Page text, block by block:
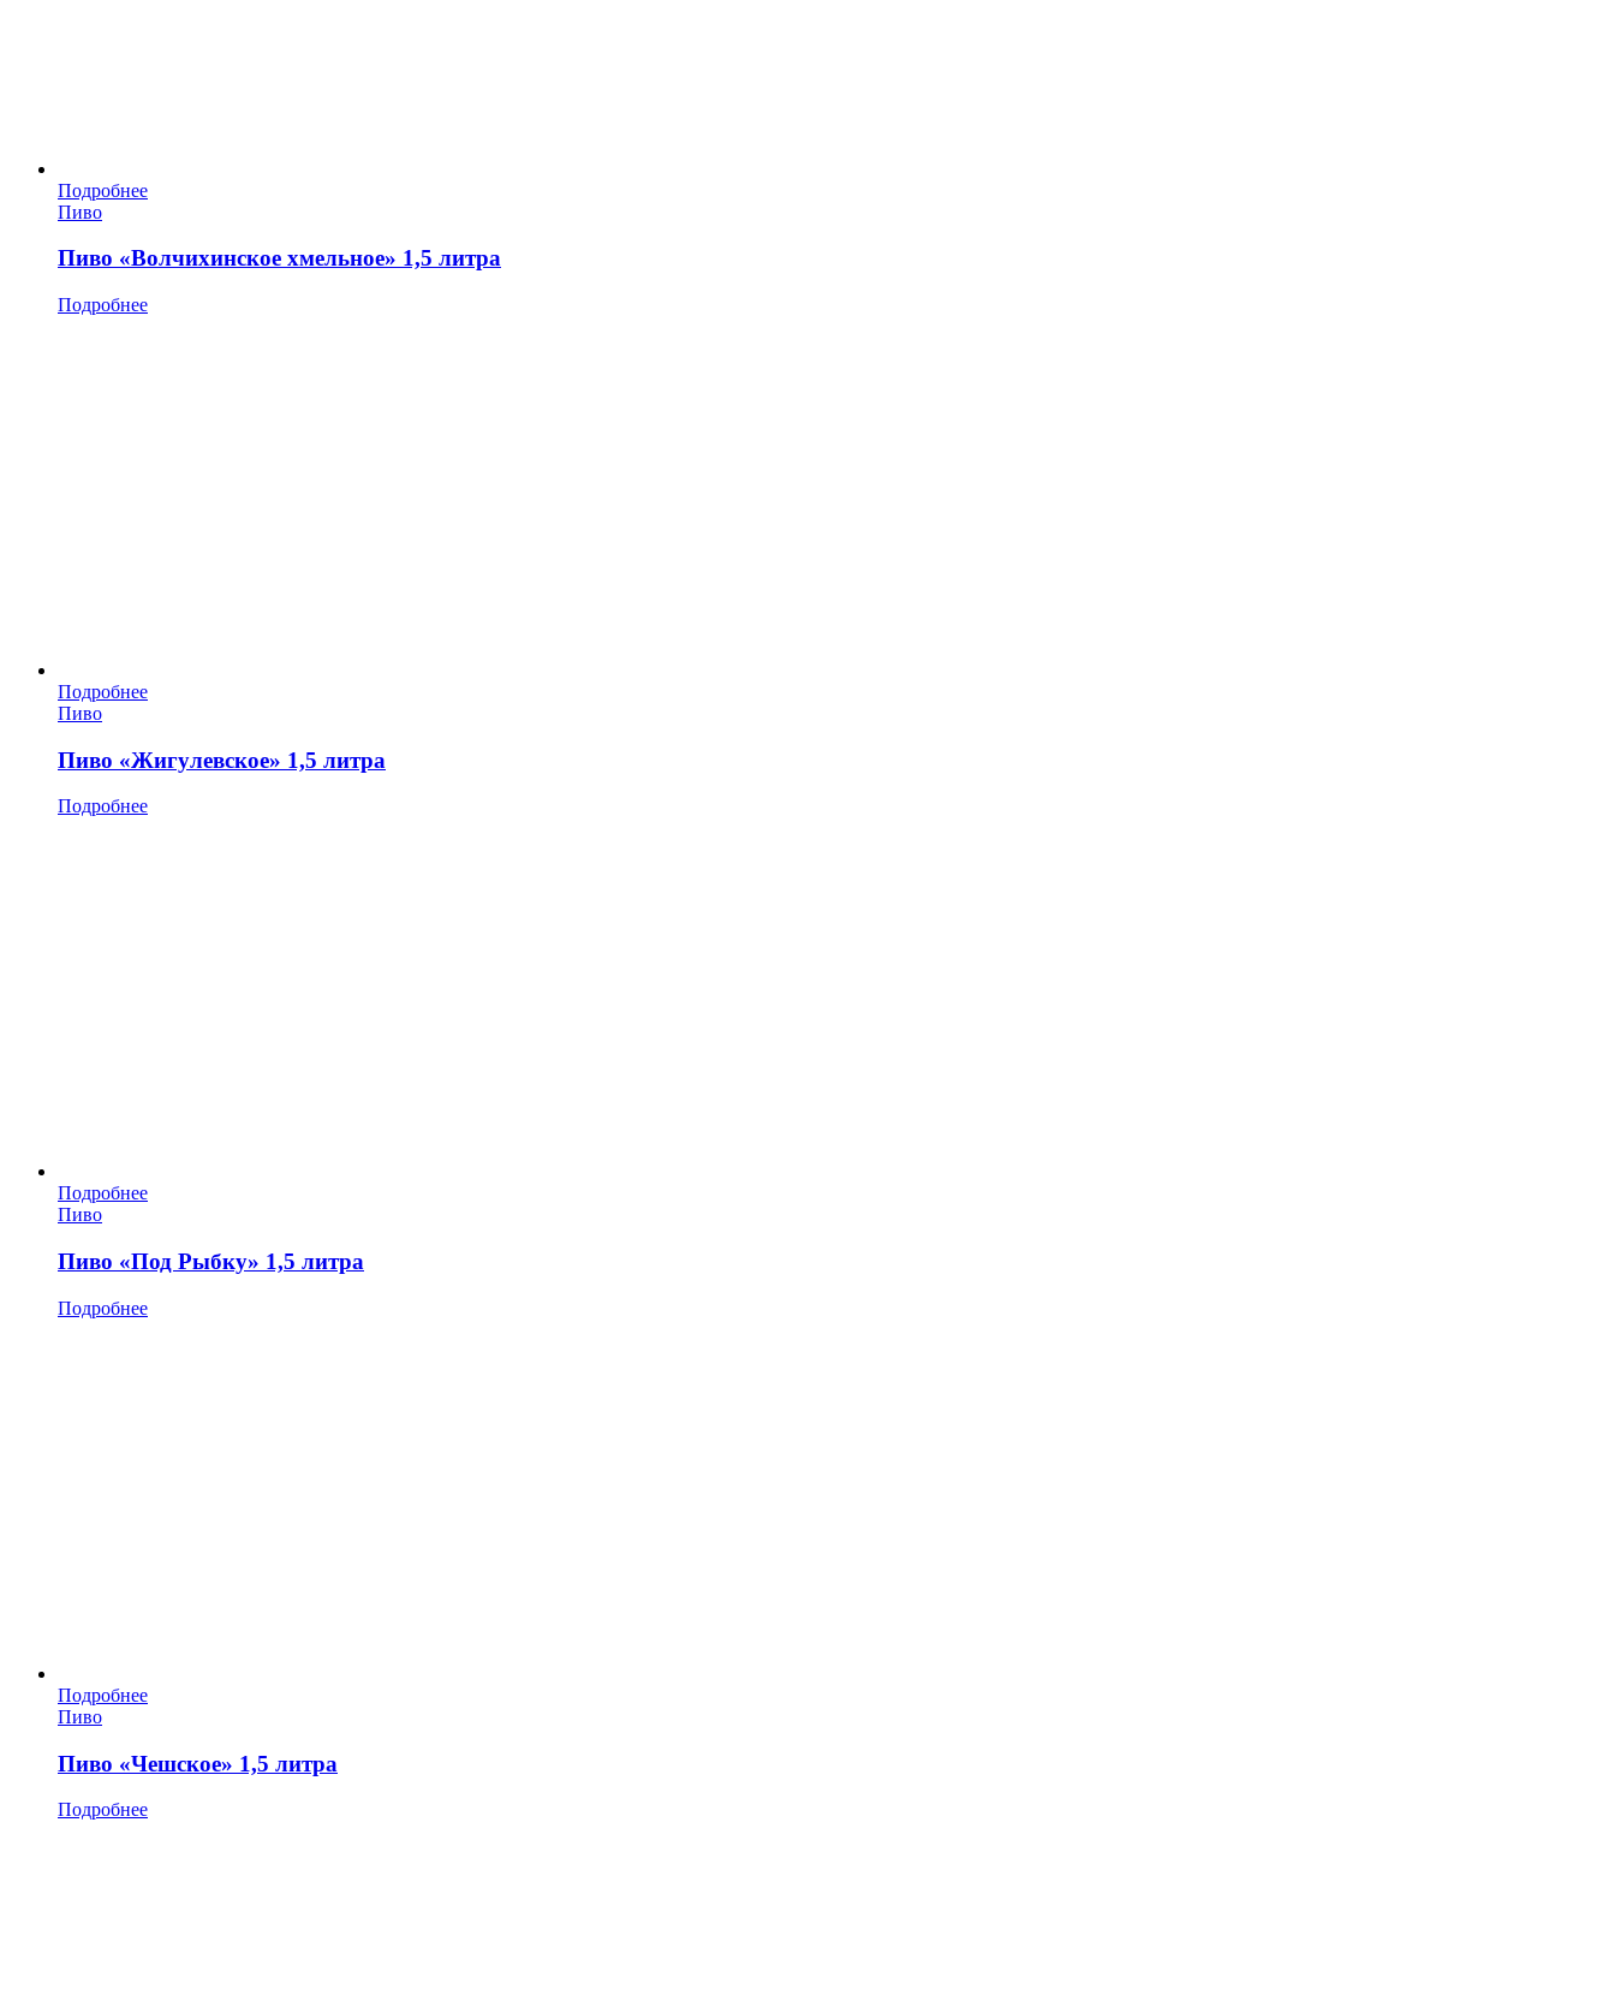
Подробнее
Пиво
Пиво «Волчихинское хмельное» 1,5 литра
Подробнее
Подробнее
Пиво
Пиво «Жигулевское» 1,5 литра
Подробнее
Подробнее
Пиво
Пиво «Под Рыбку» 1,5 литра
Подробнее
Подробнее
Пиво
Пиво «Чешское» 1,5 литра
Подробнее